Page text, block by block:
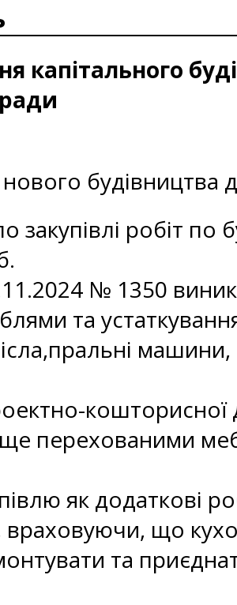
капітального
нового
робіт по
№ 1350
та
машини,
кошторисної
перехованими
як додаткові
що
та